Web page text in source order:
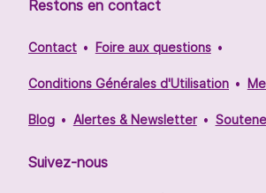
Restons en contact
Contact Foire aux questions
Conditions Générales d'Utilisation
Blog Alertes & Newsletter
Suivez-nous